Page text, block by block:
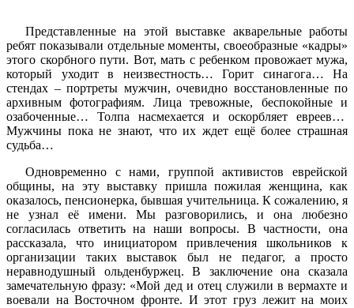
Представленные на этой выставке акварельные работы
ребят показывали отдельные моменты, своеобразные «кадры»
этого скорбного пути. Вот, мать с ребенком провожает мужа,
который уходит в неизвестность… Горит синагога… На
стендах – портреты мужчин, очевидно восстановленные по
архивным фотографиям. Лица тревожные, беспокойные и
озабоченные… Толпа насмехается и оскорбляет евреев…
Мужчины пока не знают, что их ждет ещё более страшная
судьба…
Одновременно с нами, группой активистов еврейской
общины, на эту выставку пришла пожилая женщина, как
оказалось, пенсионерка, бывшая учительница. К сожалению, я
не узнал её имени. Мы разговорились, и она любезно
согласилась ответить на наши вопросы. В частности, она
рассказала, что инициатором привлечения школьников к
организации таких выставок был не педагог, а просто
неравнодушный ольденбуржец. В заключение она сказала
замечательную фразу: «Мой дед и отец служили в вермахте и
воевали на Восточном фронте. И этот груз лежит на моих